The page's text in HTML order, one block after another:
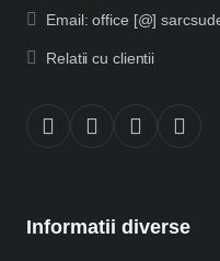
Email: office [@]
Relatii cu clientii
Informatii diverse